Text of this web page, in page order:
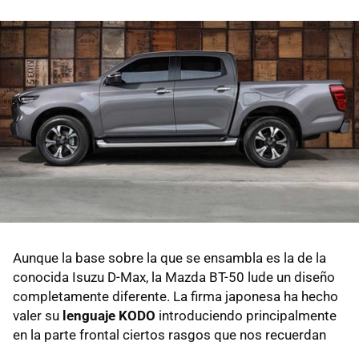
Aunque la base sobre la que se ensambla es la de la
conocida Isuzu D-Max, la Mazda BT-50 lude un diseño
completamente diferente. La firma japonesa ha hecho
valer su lenguaje KODO introduciendo principalmente
en la parte frontal ciertos rasgos que nos recuerdan